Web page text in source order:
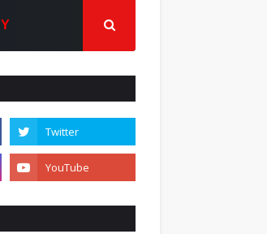
Y